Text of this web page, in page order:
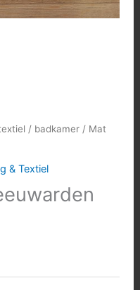
/ badkamer/ Mat
& Textiel